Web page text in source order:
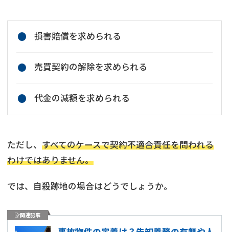
損害賠償を求められる
売買契約の解除を求められる
代金の減額を求められる
ただし、 すべてのケースで契約不適合責任を問われる
わけではありません。
では、自殺跡地の場合はどうでしょうか。
関連記事